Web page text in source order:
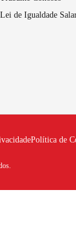
Lei de Igualdade
Política de